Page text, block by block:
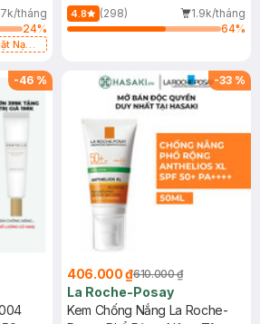
tháng
24%
Nạ
400ml
4.8 (298)
1.9k/tháng
64%
-46 % -33 %
406.000 ₫610.000 ₫
La Roche-Posay
Kem Chống Nắng La Roche-